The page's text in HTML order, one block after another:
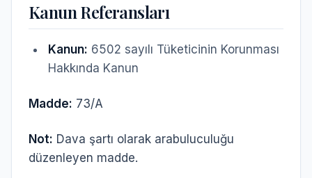
Kanun Referansları
Kanun: 6502 sayılı Tüketicinin Korunması
Hakkında Kanun
Madde: 73/A
Not: Dava şartı olarak arabuluculuğu
düzenleyen madde.